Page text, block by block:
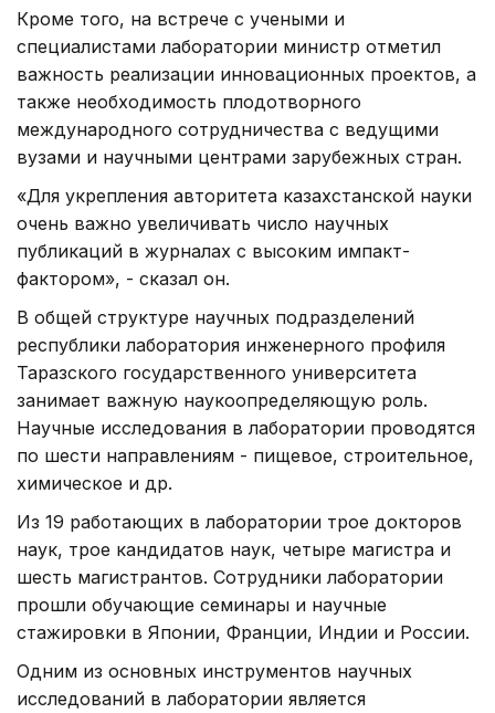
Кроме того, на встрече с учеными и
специалистами лаборатории министр отметил
важность реализации инновационных проектов, а
также необходимость плодотворного
международного сотрудничества с ведущими
вузами и научными центрами зарубежных стран.
«Для укрепления авторитета казахстанской науки
очень важно увеличивать число научных
публикаций в журналах с высоким импакт-
фактором», - сказал он.
В общей структуре научных подразделений
республики лаборатория инженерного профиля
Таразского государственного университета
занимает важную наукоопределяющую роль.
Научные исследования в лаборатории проводятся
по шести направлениям - пищевое, строительное,
химическое и др.
Из 19 работающих в лаборатории трое докторов
наук, трое кандидатов наук, четыре магистра и
шесть магистрантов. Сотрудники лаборатории
прошли обучающие семинары и научные
стажировки в Японии, Франции, Индии и России.
Одним из основных инструментов научных
исследований в лаборатории является